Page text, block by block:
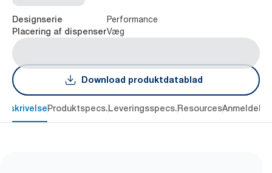
Designserie Performance
Placering af dispenserVæg
Download produktdatablad
Produktspecs.Leveringsspecs.Resources